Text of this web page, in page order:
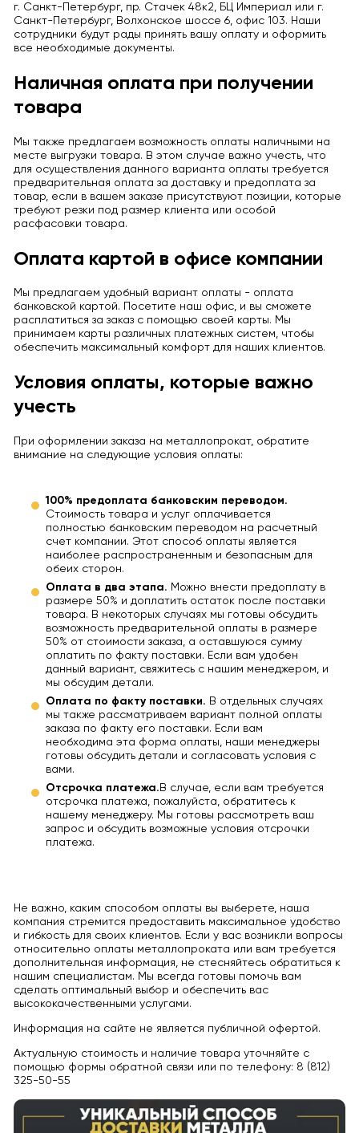
г. Санкт-Петербург, пр. Стачек 48к2, БЦ Империал или г.
Санкт-Петербург, Волхонское шоссе 6, офис 103. Наши
сотрудники будут рады принять вашу оплату и оформить
все необходимые документы.
Наличная оплата при получении
товара
Мы также предлагаем возможность оплаты наличными на
месте выгрузки товара. В этом случае важно учесть, что
для осуществления данного варианта оплаты требуется
предварительная оплата за доставку и предоплата за
товар, если в вашем заказе присутствуют позиции, которые
требуют резки под размер клиента или особой
расфасовки товара.
Оплата картой в офисе компании
Мы предлагаем удобный вариант оплаты - оплата
банковской картой. Посетите наш офис, и вы сможете
расплатиться за заказ с помощью своей карты. Мы
принимаем карты различных платежных систем, чтобы
обеспечить максимальный комфорт для наших клиентов.
Условия оплаты, которые важно
учесть
При оформлении заказа на металлопрокат, обратите
внимание на следующие условия оплаты:
100% предоплата банковским переводом.
Стоимость товара и услуг оплачивается
полностью банковским переводом на расчетный
счет компании. Этот способ оплаты является
наиболее распространенным и безопасным для
обеих сторон.
Оплата в два этапа. Можно внести предоплату в
размере 50% и доплатить остаток после поставки
товара. В некоторых случаях мы готовы обсудить
возможность предварительной оплаты в размере
50% от стоимости заказа, а оставшуюся сумму
оплатить по факту поставки. Если вам удобен
данный вариант, свяжитесь с нашим менеджером, и
мы обсудим детали.
Оплата по факту поставки. В отдельных случаях
мы также рассматриваем вариант полной оплаты
заказа по факту его поставки. Если вам
необходима эта форма оплаты, наши менеджеры
готовы обсудить детали и согласовать условия с
вами.
Отсрочка платежа. В случае, если вам требуется
отсрочка платежа, пожалуйста, обратитесь к
нашему менеджеру. Мы готовы рассмотреть ваш
запрос и обсудить возможные условия отсрочки
платежа.
Не важно, каким способом оплаты вы выберете, наша
компания стремится предоставить максимальное удобство
и гибкость для своих клиентов. Если у вас возникли вопросы
относительно оплаты металлопроката или вам требуется
дополнительная информация, не стесняйтесь обратиться к
нашим специалистам. Мы всегда готовы помочь вам
сделать оптимальный выбор и обеспечить вас
высококачественными услугами.
Информация на сайте не является публичной офертой.
Актуальную стоимость и наличие товара уточняйте с
помощью формы обратной связи или по телефону: 8 (812)
325-50-55